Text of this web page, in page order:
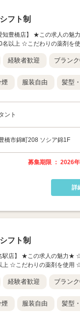
フト制
知豊橋店】 ★この求人の
名以上 ☆こだわりの薬剤を
経験者歓迎 ブラン
煙 服装自由 髪型
ント
橋市錦町208 ソシア錦1F
募集期限 ： 2026
詳
フト制
駅店】 ★この求人の魅力★
上 ☆こだわりの薬剤を使用
経験者歓迎 ブラン
煙 服装自由 髪型